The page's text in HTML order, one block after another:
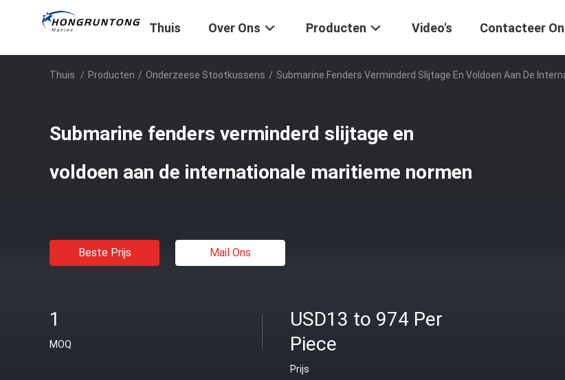
Thuis Over Ons Producten Video's Contacteer
Thuis / Producten / Onderzeese Stootkussens / Submarine Fenders Verminderd Slijtage En Voldoen Aan De
Submarine fenders verminderd slijtage en
voldoen aan de internationale maritieme normen
Beste Prijs Mail Ons
1
MOQ
USD13 to 974 Per
Piece
Prijs